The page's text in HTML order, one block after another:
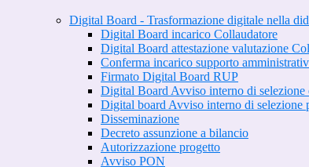
Digital Board - Trasformazione digitale nella
Digital Board incarico Collaudatore
Digital Board attestazione valutazione
Conferma incarico supporto
Firmato Digital Board RUP
Digital Board Avviso interno di selezione
Digital board Avviso interno di selezione
Disseminazione
Decreto assunzione a bilancio
Autorizzazione progetto
Avviso PON